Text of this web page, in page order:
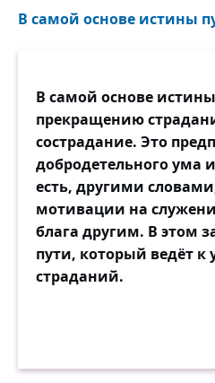
В самой основе истины
В самой основе
прекращению
сострадание. Это
добродетельного ума
есть, другими
мотивации на
блага другим. В этом
пути, который ведёт к
страданий.